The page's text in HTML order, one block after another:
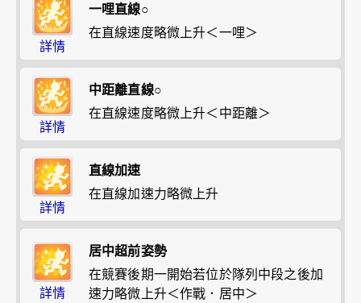
詳情
一哩直線○
在直線速度略微上升＜一哩＞
詳情
中距離直線○
在直線速度略微上升＜中距離＞
詳情
直線加速
在直線加速力略微上升
詳情
居中超前姿勢
在競賽後期一開始若位於隊列中段之後加
速力略微上升＜作戰．居中＞